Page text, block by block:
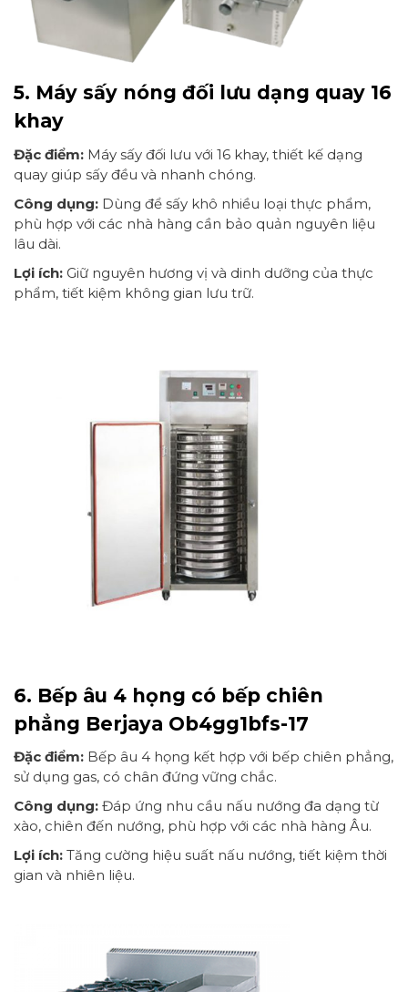
5. Máy sấy nóng đối lưu dạng quay 16
khay
Đặc điểm: Máy sấy đối lưu với 16 khay, thiết kế dạng
quay giúp sấy đều và nhanh chóng.
Công dụng: Dùng để sấy khô nhiều loại thực phẩm,
phù hợp với các nhà hàng cần bảo quản nguyên liệu
lâu dài.
Lợi ích: Giữ nguyên hương vị và dinh dưỡng của thực
phẩm, tiết kiệm không gian lưu trữ.
6. Bếp âu 4 họng có bếp chiên
phẳng Berjaya Ob4gg1bfs-17
Đặc điểm: Bếp âu 4 họng kết hợp với bếp chiên phẳng,
sử dụng gas, có chân đứng vững chắc.
Công dụng: Đáp ứng nhu cầu nấu nướng đa dạng từ
xào, chiên đến nướng, phù hợp với các nhà hàng Âu.
Lợi ích: Tăng cường hiệu suất nấu nướng, tiết kiệm thời
gian và nhiên liệu.